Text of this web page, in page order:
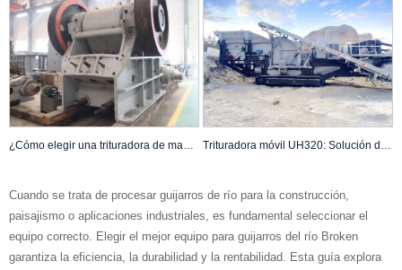
Cuando se trata de procesar guijarros de río para la construcción,
paisajismo o aplicaciones industriales, es fundamental seleccionar el
equipo correcto. Elegir el mejor equipo para guijarros del río Broken
garantiza la eficiencia, la durabilidad y la rentabilidad. Esta guía explora